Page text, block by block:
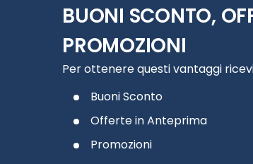
BUONI SCONTO,
PROMOZIONI
Per ottenere questi vantaggi
Buoni Sconto
Offerte in Anteprima
Promozioni